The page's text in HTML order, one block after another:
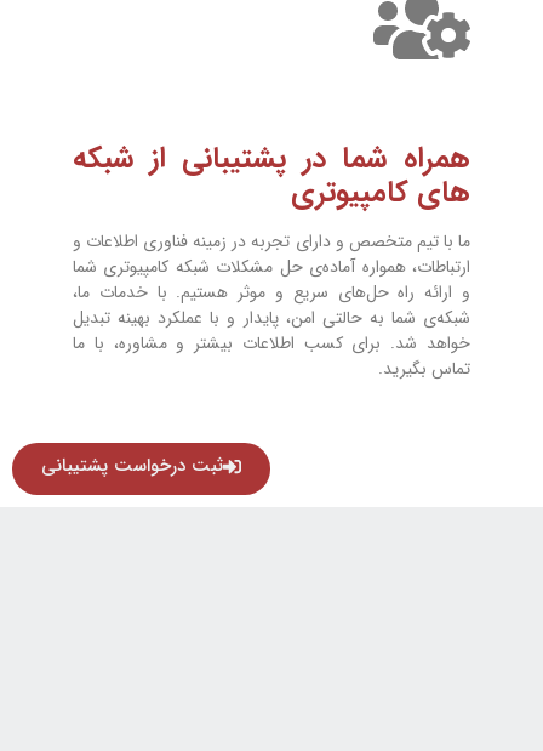
همراه شما در پشتیبانی از شبکه
های کامپیوتری
ما با تیم متخصص و دارای تجربه‌ در زمینه فناوری اطلاعات و
ارتباطات، همواره آماده‌ی حل مشکلات شبکه کامپیوتری شما
و ارائه راه ‌حل‌های سریع و موثر هستیم. با خدمات ما،
شبکه‌ی شما به حالتی امن، پایدار و با عملکرد بهینه تبدیل
خواهد شد. برای کسب اطلاعات بیشتر و مشاوره، با ما
تماس بگیرید.
ثبت درخواست پشتیبانی